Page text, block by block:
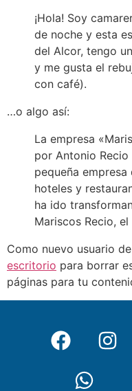
¡Hola! Soy
de noche y esta
del Alcor, tengo
y me gusta el
con café).
…o algo así:
La empresa
por Antonio Recio
pequeña
hoteles y
ha ido
Mariscos Recio,
Como nuevo usuario
escritorio para borrar
páginas para tu